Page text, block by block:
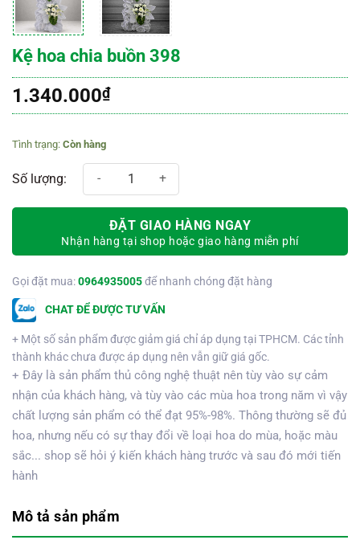
Kệ hoa chia buồn 398
1.340.000₫
Còn hàng
Kệ hoa chia buồn 398 số lượng
ĐẶT GIAO HÀNG NGAY
Nhận hàng tại shop hoặc giao hàng miễn phí
Gọi đặt mua:0964935005để nhanh chóng đặt hàng
CHAT ĐỂ ĐƯỢC TƯ VẤN
+ Một số sản phẩm được giảm giá chỉ áp dụng tại TPHCM. Các tỉnh
thành khác chưa được áp dụng nên vẫn giữ giá gốc.
+ Đây là sản phẩm thủ công nghệ thuật nên tùy vào sự cảm
nhận của khách hàng, và tùy vào các mùa hoa trong năm vì vậy
chất lượng sản phẩm có thể đạt 95%-98%. Thông thường sẽ đủ
hoa, nhưng nếu có sự thay đổi về loại hoa do mùa, hoặc màu
sắc... shop sẽ hỏi ý kiến khách hàng trước và sau đó mới tiến
hành
Mô tả sản phẩm